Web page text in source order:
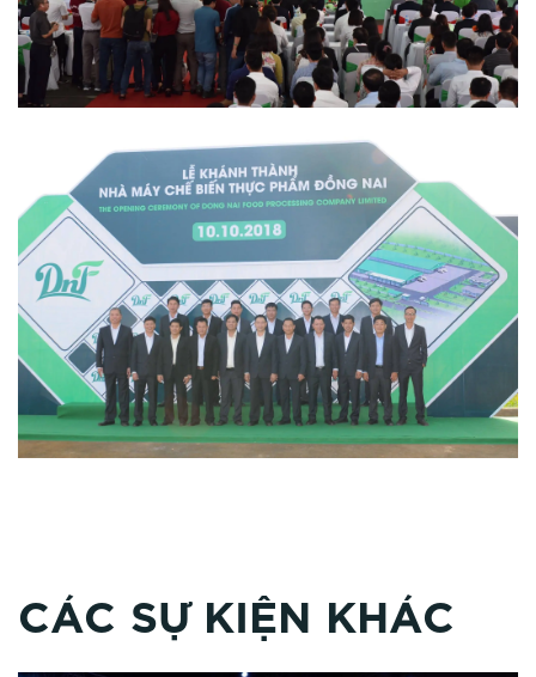
CÁC SỰ KIỆN KHÁC